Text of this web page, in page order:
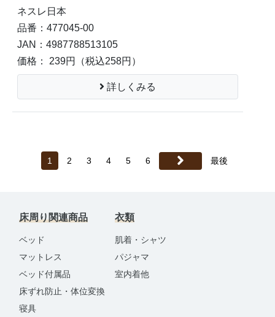
ネスレ日本
品番：477045-00
JAN：4987788513105
価格： 239円
（税込258円）
詳しくみる
1 2 3 4 5 6 最後
床周り関連商品
ベッド
マットレス
ベッド付属品
床ずれ防止・体位変換
寝具
衣類
肌着・シャツ
パジャマ
室内着他